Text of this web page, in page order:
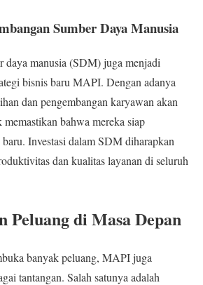
Sumber Daya Manusia
daya manusia (SDM) juga menjadi
bisnis baru MAPI. Dengan adanya
dan pengembangan karyawan akan
bahwa mereka siap
Investasi dalam SDM diharapkan
dan kualitas layanan di seluruh
Peluang di Masa Depan
banyak peluang, MAPI juga
tantangan. Salah satunya adalah